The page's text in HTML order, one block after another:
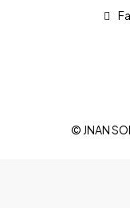
© JNAN